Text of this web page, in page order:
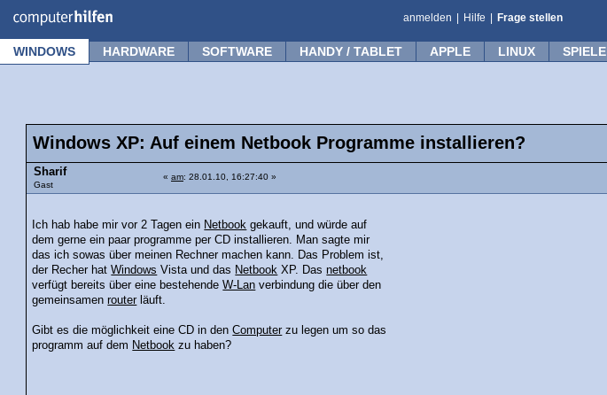
anmelden Hilfe Frage stellen
WINDOWS HARDWARE SOFTWARE HANDY / TABLET APPLE LINUX SPIELE
Windows XP: Auf einem Netbook Programme installieren?
Sharif
Gast
« am: 28.01.10, 16:27:40 »
Ich hab habe mir vor 2 Tagen ein Netbook gekauft, und würde auf
dem gerne ein paar programme per CD installieren. Man sagte mir
das ich sowas über meinen Rechner machen kann. Das Problem ist,
der Recher hatWindows Vista und das Netbook XP. Dasnetbook
verfügt bereits über eine bestehendeW-Lan verbindung die über den
gemeinsamenrouterläuft.
Gibt es die möglichkeit eine CD in denComputerzu legen um so das
programm auf dem Netbook zu haben?